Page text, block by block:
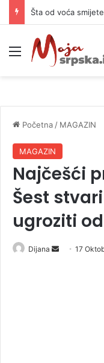
Meni
Početna / MAGAZIN
MAGAZIN
Najčešći
Šest
ugroziti
Dijana 17